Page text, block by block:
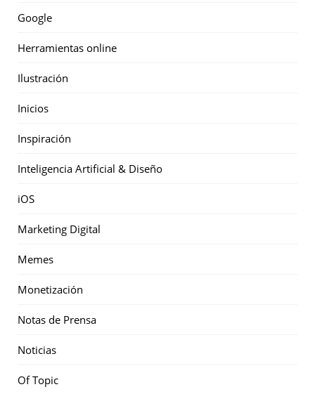
Google
Herramientas online
Ilustración
Inicios
Inspiración
Inteligencia Artificial & Diseño
iOS
Marketing Digital
Memes
Monetización
Notas de Prensa
Noticias
Of Topic